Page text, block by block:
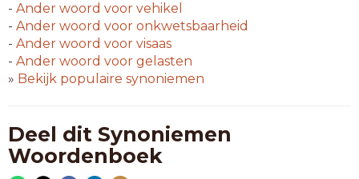
- Ander woord voor vehikel
- Ander woord voor onkwetsbaarheid
- Ander woord voor visaas
- Ander woord voor gelasten
» Bekijk populaire synoniemen
Deel dit Synoniemen
Woordenboek